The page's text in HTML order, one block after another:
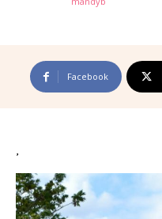
Facebook